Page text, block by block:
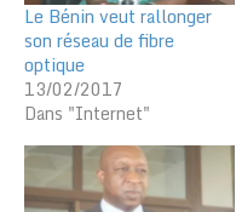
Le Bénin veut rallonger
son réseau de fibre
optique
13/02/2017
Dans "Internet"